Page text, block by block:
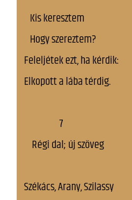
Kis keresztem
Hogy szereztem?
Feleljétek ezt, ha kérdik:
Elkopott a lába térdig.
7
Régi dal; új szöveg
Székács, Arany, Szilassy